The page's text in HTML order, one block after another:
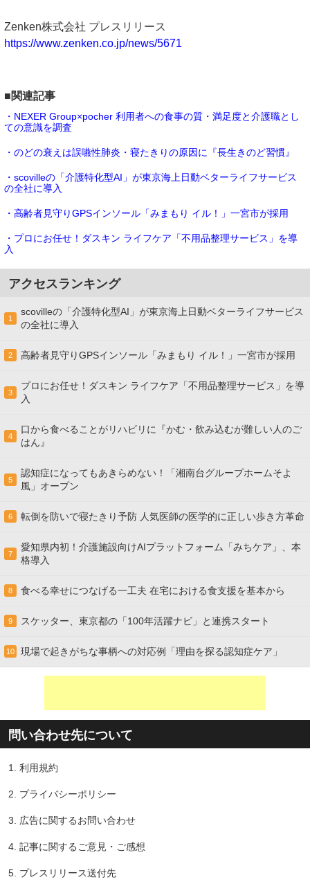
Zenken株式会社 プレスリリース
https://www.zenken.co.jp/news/5671
■関連記事
・NEXER Group×pocher 利用者への食事の質・満足度と介護職とし
ての意識を調査
・のどの衰えは誤嚥性肺炎・寝たきりの原因に『長生きのど習慣』
・scovilleの「介護特化型AI」が東京海上日動ベターライフサービス
の全社に導入
・高齢者見守りGPSインソール「みまもり イル！」一宮市が採用
・プロにお任せ！ダスキン ライフケア「不用品整理サービス」を導
入
アクセスランキング
1
scovilleの「介護特化型AI」が東京海上日動ベターライフサービス
の全社に導入
2 高齢者見守りGPSインソール「みまもり イル！」一宮市が採用
3
プロにお任せ！ダスキン ライフケア「不用品整理サービス」を導
入
4
口から食べることがリハビリに『かむ・飲み込むが難しい人のご
はん』
5
認知症になってもあきらめない！「湘南台グループホームそよ
風」オープン
6 転倒を防いで寝たきり予防 人気医師の医学的に正しい歩き方革命
7
愛知県内初！介護施設向けAIプラットフォーム「みちケア」、本
格導入
8 食べる幸せにつなげる一工夫 在宅における食支援を基本から
9 スケッター、東京都の「100年活躍ナビ」と連携スタート
10 現場で起きがちな事柄への対応例「理由を探る認知症ケア」
問い合わせ先について
1. 利用規約
2. プライバシーポリシー
3. 広告に関するお問い合わせ
4. 記事に関するご意見・ご感想
5. プレスリリース送付先